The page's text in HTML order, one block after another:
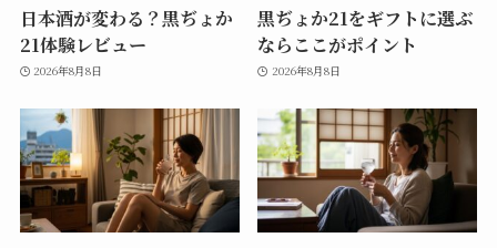
日本酒が変わる？黒ぢょか
21体験レビュー
2026年8月8日
黒ぢょか21をギフトに選ぶ
ならここがポイント
2026年8月8日